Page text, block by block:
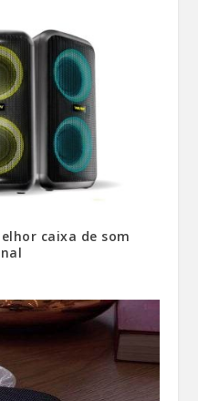
caixa de som